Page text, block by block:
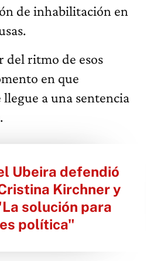
de inhabilitación en
del ritmo de esos
en que
a una sentencia
Ubeira defendió
Kirchner y
solución para
política"